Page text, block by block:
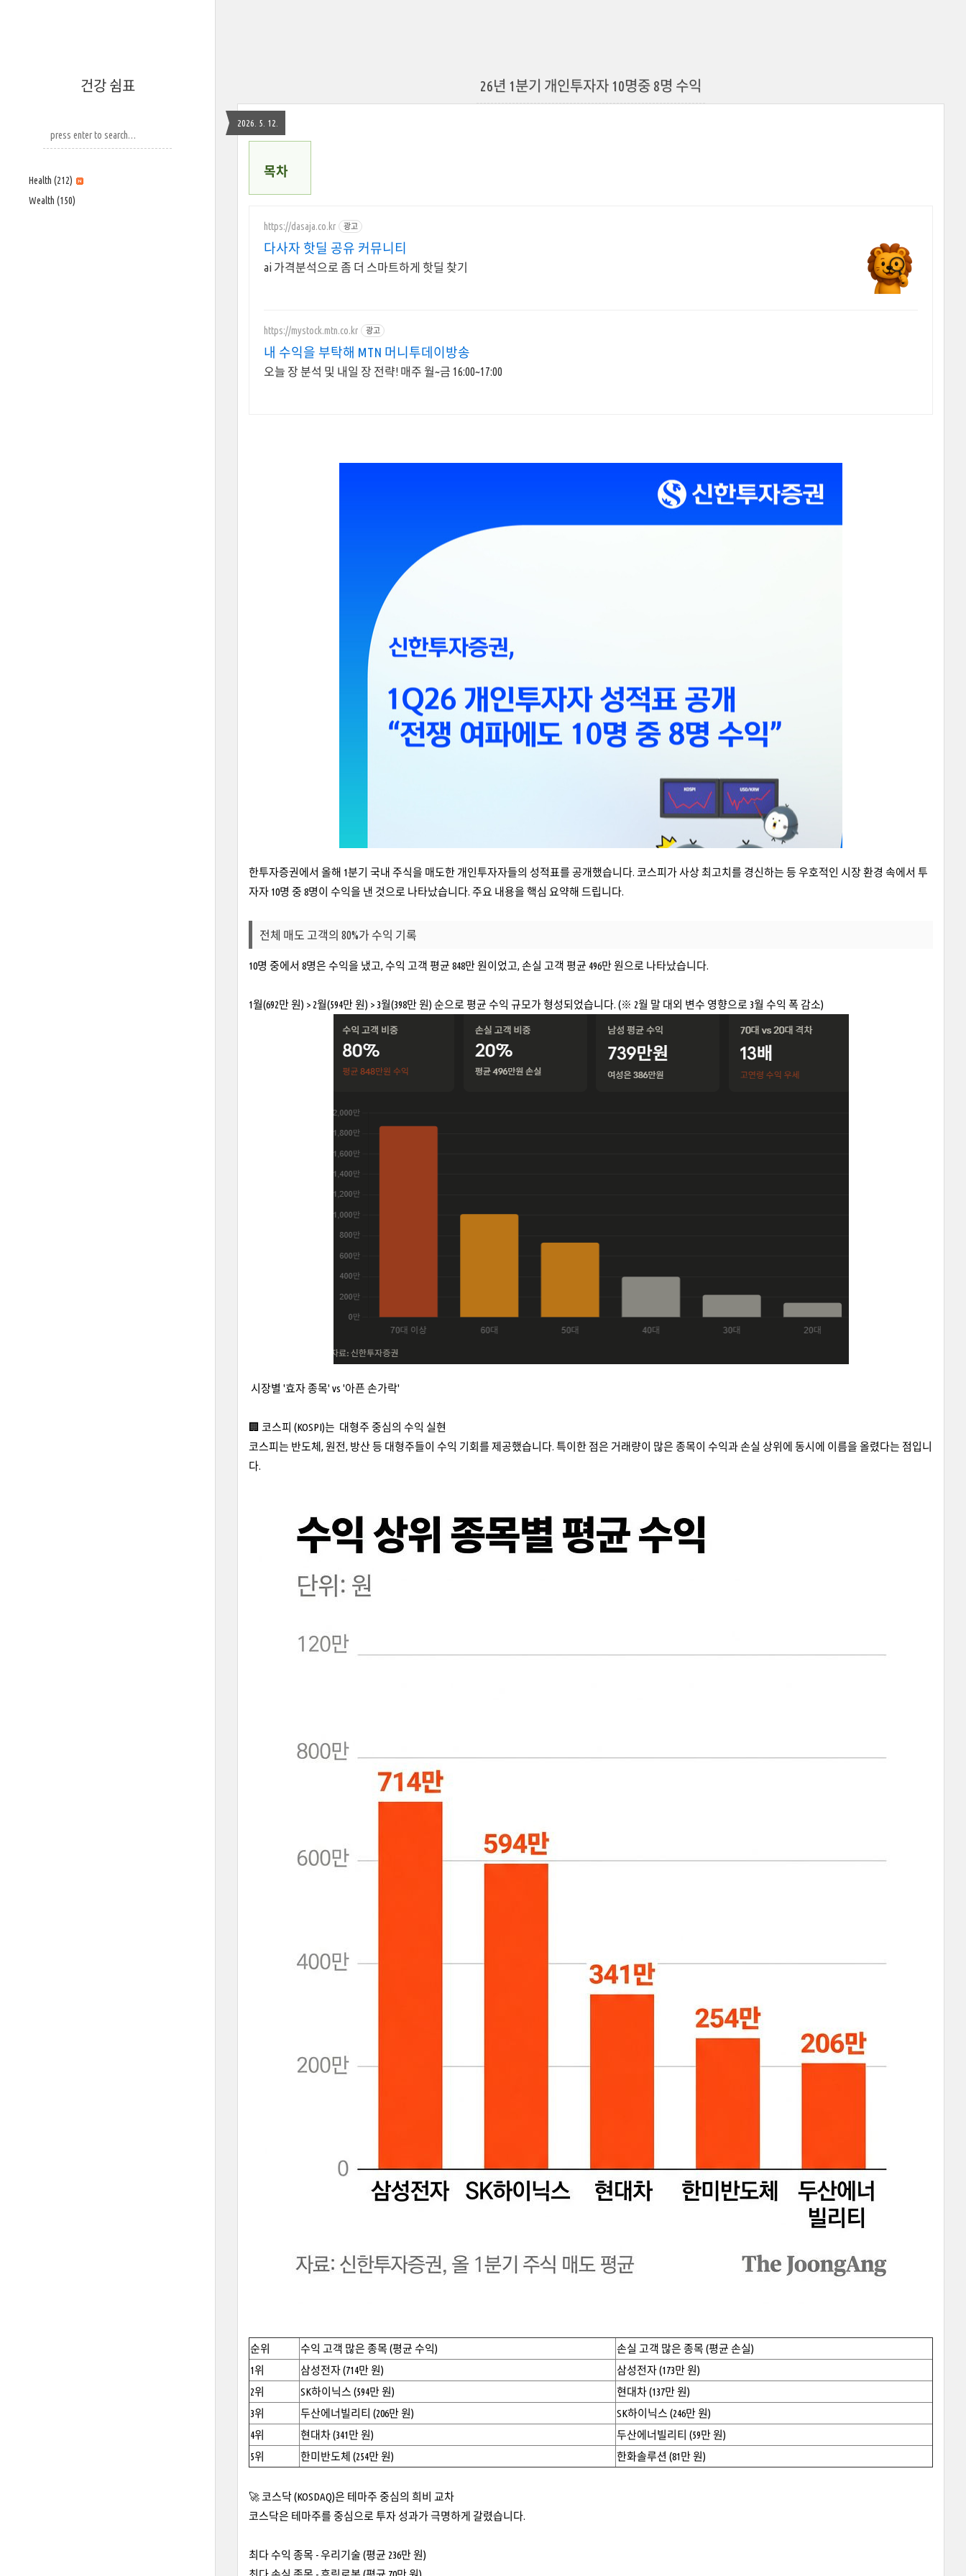
건강 쉼표
Health (212)
Wealth (150)
26년 1분기 개인투자자 10명중 8명 수익
2026. 5. 12.
목차
https://dasaja.co.kr 광고
다사자 핫딜 공유 커뮤니티
ai 가격분석으로 좀 더 스마트하게 핫딜 찾기
https://mystock.mtn.co.kr 광고
내 수익을 부탁해 MTN 머니투데이방송
오늘 장 분석 및 내일 장 전략! 매주 월~금 16:00~17:00
한투자증권에서 올해 1분기 국내 주식을 매도한 개인투자자들의 성적표를 공개했습니다. 코스피가 사상 최고치를 경신하는 등 우호적인 시장 환경 속에서 투
자자 10명 중 8명이 수익을 낸 것으로 나타났습니다. 주요 내용을 핵심 요약해 드립니다.
전체 매도 고객의 80%가 수익 기록
10명 중에서 8명은 수익을 냈고, 수익 고객 평균 848만 원이었고, 손실 고객 평균 496만 원으로 나타났습니다.
1월(692만 원) > 2월(594만 원) > 3월(398만 원) 순으로 평균 수익 규모가 형성되었습니다. (※ 2월 말 대외 변수 영향으로 3월 수익 폭 감소)
시장별 '효자 종목' vs '아픈 손가락'
🏢 코스피 (KOSPI)는 대형주 중심의 수익 실현
코스피는 반도체, 원전, 방산 등 대형주들이 수익 기회를 제공했습니다. 특이한 점은 거래량이 많은 종목이 수익과 손실 상위에 동시에 이름을 올렸다는 점입니
다.
순위 수익 고객 많은 종목 (평균 수익)
손실 고객 많은 종목 (평균 손실)
1위
삼성전자 (714만 원)
삼성전자 (173만 원)
2위
SK하이닉스 (594만 원)
현대차 (137만 원)
3위
두산에너빌리티 (206만 원)
SK하이닉스 (246만 원)
4위
현대차 (341만 원)
두산에너빌리티 (59만 원)
5위
한미반도체 (254만 원) 한화솔루션 (81만 원)
🚀 코스닥 (KOSDAQ)은 테마주 중심의 희비 교차
코스닥은 테마주를 중심으로 투자 성과가 극명하게 갈렸습니다.
최다 수익 종목 - 우리기술 (평균 236만 원)